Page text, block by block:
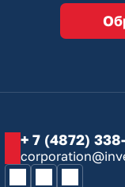
+ 7 (4872)